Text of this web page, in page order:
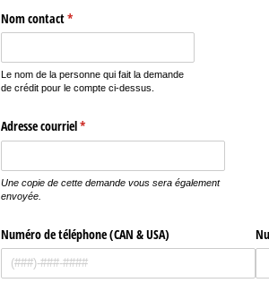
Nom contact*
(requis)
Le nom de la personne qui fait la demande
de crédit pour le compte ci-dessus.
Adresse courriel*
(requis)
Une copie de cette demande vous sera également
envoyée.
Numéro de téléphone (CAN & USA)